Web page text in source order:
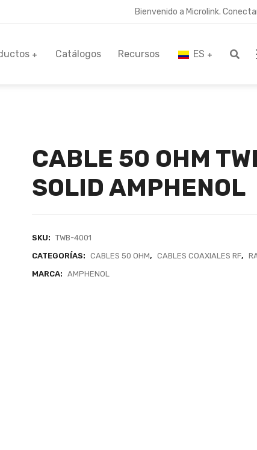
Bienvenido a Microlink.
Catálogos Recursos ES
CABLE 50 OHM
SOLID AMPHENOL
SKU: TWB-4001
CATEGORÍAS: CABLES 50 OHM, CABLES COAXIALES RF,
MARCA: AMPHENOL